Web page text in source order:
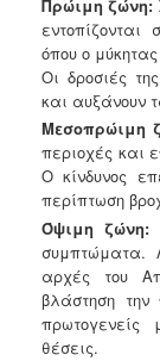
Πρώιμη ζώνη:
όπου ο
Οι δροσιές
και αυξάνουν
Μεσοπρώιμη
περιοχές και
Ο κίνδυνος
περίπτωση
Όψιμη ζώνη:
συμπτώματα.
αρχές του
βλάστηση την
πρωτογενείς
θέσεις.